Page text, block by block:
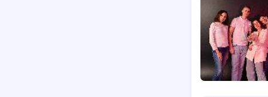
Курси
Курси
Школа